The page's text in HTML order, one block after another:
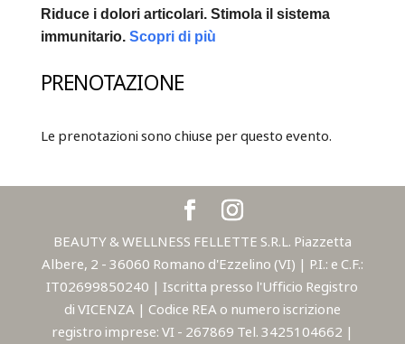
Riduce i dolori articolari. Stimola il sistema
immunitario. Scopri di più
PRENOTAZIONE
Le prenotazioni sono chiuse per questo evento.
BEAUTY & WELLNESS FELLETTE S.R.L. Piazzetta
Albere, 2 - 36060 Romano d'Ezzelino (VI) | P.I.: e C.F.:
IT02699850240 | Iscritta presso l'Ufficio Registro
di VICENZA | Codice REA o numero iscrizione
registro imprese: VI - 267869 Tel. 3425104662 |